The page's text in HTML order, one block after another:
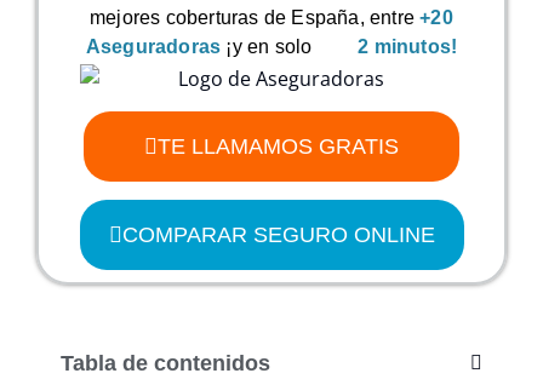
mejores coberturas de España, entre+20
Aseguradoras ¡y en solo2 minutos!
TE LLAMAMOS GRATIS
COMPARAR SEGURO ONLINE
Tabla de contenidos